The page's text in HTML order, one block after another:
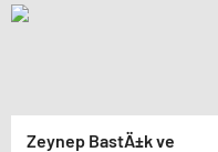
Zeynep BastÄ±k ve